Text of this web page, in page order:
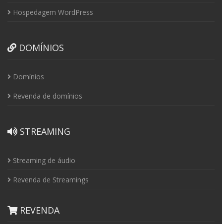
Hospedagem WordPress
DOMÍNIOS
Domínios
Revenda de domínios
STREAMING
Streaming de áudio
Revenda de Streamings
REVENDA